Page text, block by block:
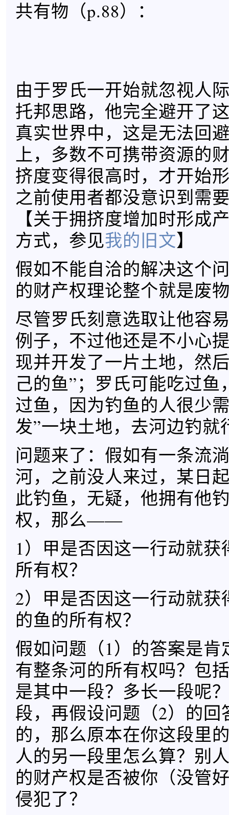
共有物（p.88）：
由于罗氏一开始就忽视人
托邦思路，他完全避开了
真实世界中，这是无法回
上，多数不可携带资源的
挤度变得很高时，才开始
之前使用者都没意识到需
【关于拥挤度增加时形成
方式，参见我的旧文】
假如不能自洽的解决这个
的财产权理论整个就是废
尽管罗氏刻意选取让他容
例子，不过他还是不小心
现并开发了一片土地，然
己的鱼”；罗氏可能吃过鱼
过鱼，因为钓鱼的人很少
发”一块土地，去河边钓就
问题来了：假如有一条流
河，之前没人来过，某日
此钓鱼，无疑，他拥有他
权，那么——
1）甲是否因这一行动就获
所有权？
2）甲是否因这一行动就获
的鱼的所有权？
假如问题（1）的答案是肯
有整条河的所有权吗？包
是其中一段？多长一段呢
段，再假设问题（2）的回
的，那么原本在你这段里
人的另一段里怎么算？别
的财产权是否被你（没管
侵犯了？